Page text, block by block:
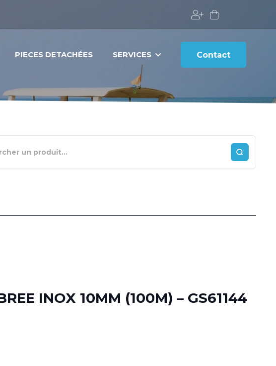
PIECES DETACHÉES SERVICES Contact
INOX 10MM (100M) – GS61144